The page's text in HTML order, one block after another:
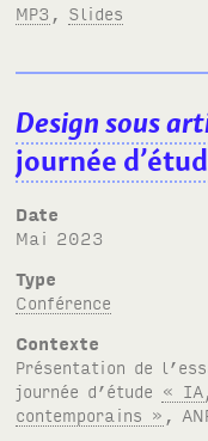
MP3
Slides
Design sous
journée
Date
mai 2023
Type
Conférence
Contexte
Présentation de
journée d’étude « IA
contemporains »